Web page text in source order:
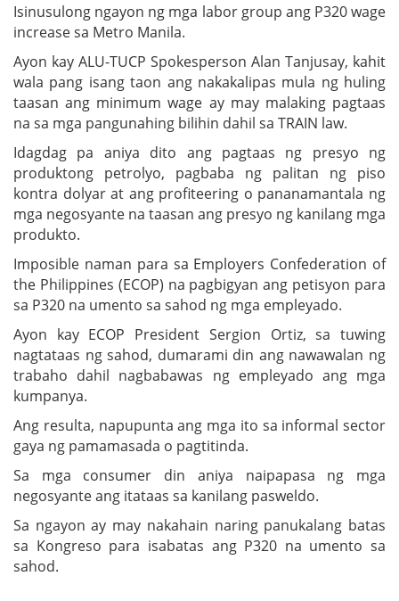
Isinusulong ngayon ng mga labor group ang P320 wage
increase sa Metro Manila.
Ayon kay ALU-TUCP Spokesperson Alan Tanjusay, kahit
wala pang isang taon ang nakakalipas mula ng huling
taasan ang minimum wage ay may malaking pagtaas
na sa mga pangunahing bilihin dahil sa TRAIN law.
Idagdag pa aniya dito ang pagtaas ng presyo ng
produktong petrolyo, pagbaba ng palitan ng piso
kontra dolyar at ang profiteering o pananamantala ng
mga negosyante na taasan ang presyo ng kanilang mga
produkto.
Imposible naman para sa Employers Confederation of
the Philippines (ECOP) na pagbigyan ang petisyon para
sa P320 na umento sa sahod ng mga empleyado.
Ayon kay ECOP President Sergion Ortiz, sa tuwing
nagtataas ng sahod, dumarami din ang nawawalan ng
trabaho dahil nagbabawas ng empleyado ang mga
kumpanya.
Ang resulta, napupunta ang mga ito sa informal sector
gaya ng pamamasada o pagtitinda.
Sa mga consumer din aniya naipapasa ng mga
negosyante ang itataas sa kanilang pasweldo.
Sa ngayon ay may nakahain naring panukalang batas
sa Kongreso para isabatas ang P320 na umento sa
sahod.